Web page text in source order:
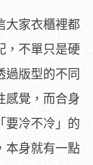
大家衣櫃裡都
，不單只是硬
過版型的不同
感覺，而合身
要冷不冷」的
本身就有一點